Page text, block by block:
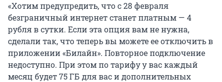
«Хотим предупредить, что с 28 февраля
безграничный интернет станет платным — 4
рубля в сутки. Если эта опция вам не нужна,
сделали так, что теперь вы можете ее отключить в
приложении «Билайн». Повторное подключение
недоступно. При этом по тарифу у вас каждый
месяц будет 75 ГБ для вас и дополнительных